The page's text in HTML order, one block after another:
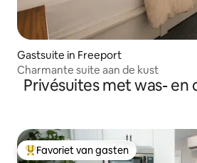
Gastsuite in Freeport
Charmante suite aan de kust
Privésuites met was- en
Topfavoriet van gasten
Favoriet van gasten